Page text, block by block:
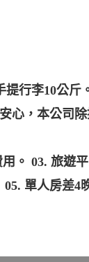
行李10公斤
心，本公司
。 03. 旅遊
單人房差4